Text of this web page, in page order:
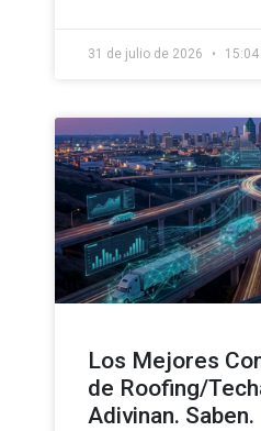
31 de julio de 2026 15:04
Los Mejores
de Roofing/
Adivinan. Saben.